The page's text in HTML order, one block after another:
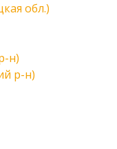
обл.)
н)
р-н)